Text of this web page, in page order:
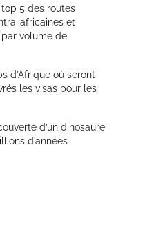
5 des routes
africaines et
volume de
d’Afrique où seront
les visas pour les
d’un dinosaure
d’années